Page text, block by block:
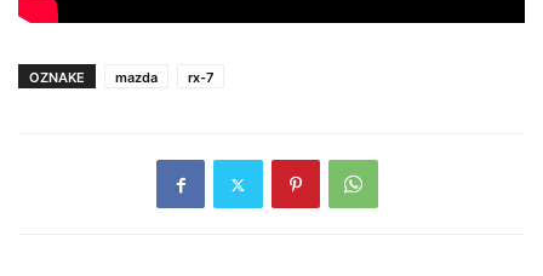
OZNAKE mazda rx-7